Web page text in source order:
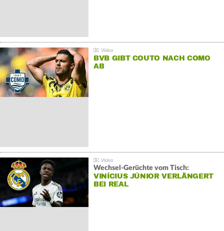
BVB GIBT COUTO NACH COMO
AB
Wechsel-Gerüchte vom Tisch:
VINÍCIUS JÚNIOR VERLÄNGERT
BEI REAL